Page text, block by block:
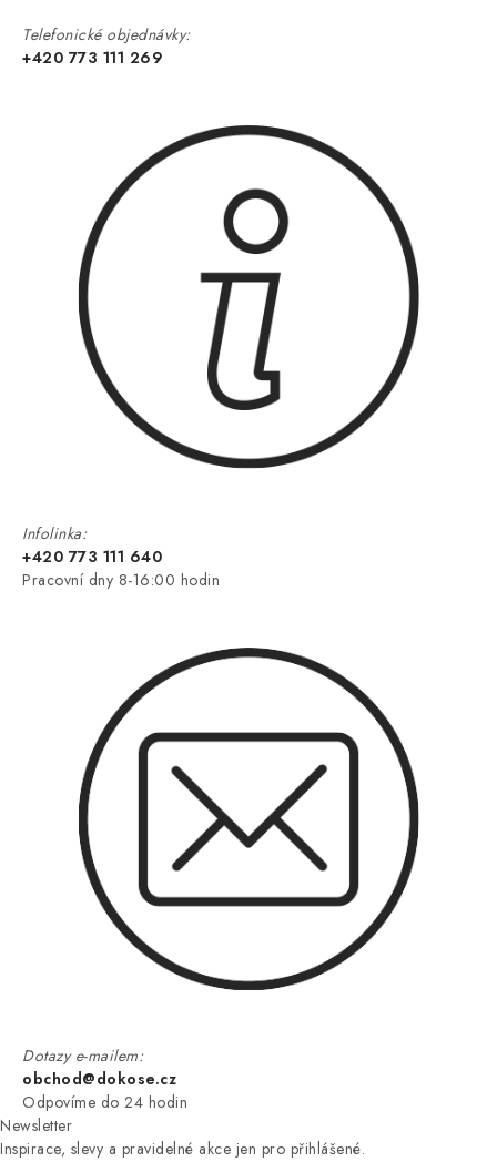
Telefonické objednávky:
+420 773 111 269
Infolinka:
+420 773 111 640
Pracovní dny 8-16:00 hodin
Dotazy e-mailem:
obchod@dokose.cz
Odpovíme do 24 hodin
Newsletter
Inspirace, slevy a pravidelné akce jen pro přihlášené.